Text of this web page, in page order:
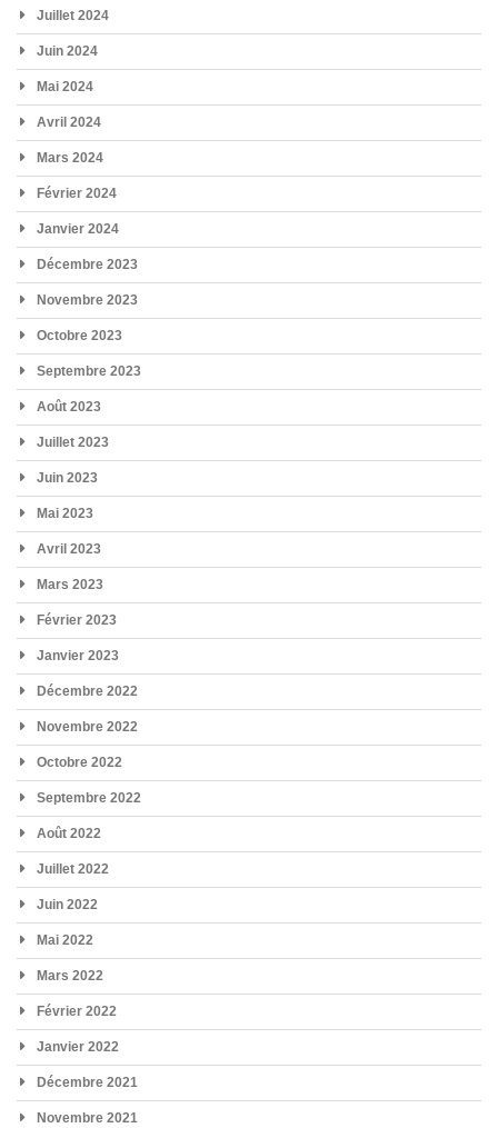
Juillet 2024
Juin 2024
Mai 2024
Avril 2024
Mars 2024
Février 2024
Janvier 2024
Décembre 2023
Novembre 2023
Octobre 2023
Septembre 2023
Août 2023
Juillet 2023
Juin 2023
Mai 2023
Avril 2023
Mars 2023
Février 2023
Janvier 2023
Décembre 2022
Novembre 2022
Octobre 2022
Septembre 2022
Août 2022
Juillet 2022
Juin 2022
Mai 2022
Mars 2022
Février 2022
Janvier 2022
Décembre 2021
Novembre 2021